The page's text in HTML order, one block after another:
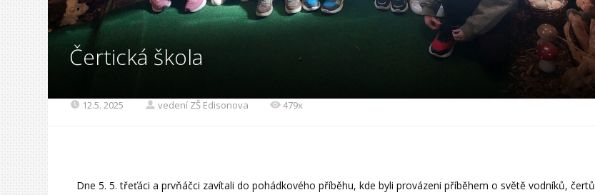
Čertická škola
12.5. 2025 vedení ZŠ Edisonova 479x
Dne 5. 5. třeťáci a prvňáčci zavítali do pohádkového příběhu, kde byli provázeni příběhem o světě vodníků, čertů